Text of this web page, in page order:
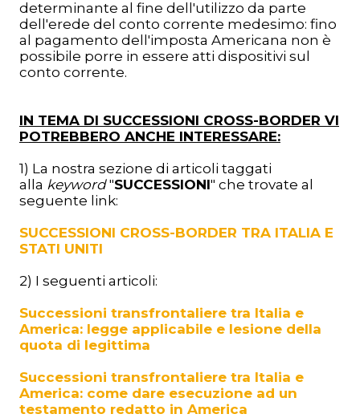
determinante al fine dell'utilizzo da parte
dell'erede del conto corrente medesimo: fino
al pagamento dell'imposta Americana non è
possibile porre in essere atti dispositivi sul
conto corrente.
IN TEMA DI SUCCESSIONI CROSS-BORDER VI
POTREBBERO ANCHE INTERESSARE:
1) La nostra sezione di articoli taggati
alla keyword"SUCCESSIONI" che trovate al
seguente link:
SUCCESSIONI CROSS-BORDER TRA ITALIA E
STATI UNITI
2) I seguenti articoli:
Successioni transfrontaliere tra Italia e
America: legge applicabile e lesione della
quota di legittima
Successioni transfrontaliere tra Italia e
America: come dare esecuzione ad un
testamento redatto in America